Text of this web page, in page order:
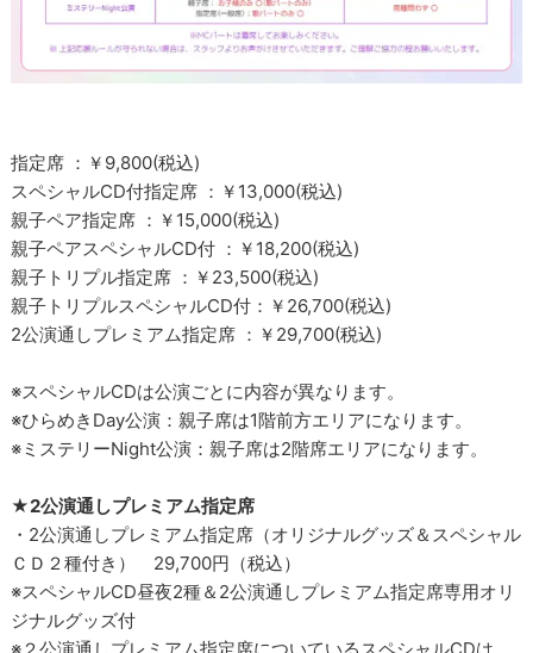
指定席 ：￥9,800(税込)
スペシャルCD付指定席 ：￥13,000(税込)
親子ペア指定席 ：￥15,000(税込)
親子ペアスペシャルCD付 ：￥18,200(税込)
親子トリプル指定席 ：￥23,500(税込)
親子トリプルスペシャルCD付：￥26,700(税込)
2公演通しプレミアム指定席 ：￥29,700(税込)
※スペシャルCDは公演ごとに内容が異なります。
※ひらめきDay公演：親子席は1階前方エリアになります。
※ミステリーNight公演：親子席は2階席エリアになります。
★2公演通しプレミアム指定席
・2公演通しプレミアム指定席（オリジナルグッズ＆スペシャル
ＣＤ２種付き） 29,700円（税込）
※スペシャルCD昼夜2種＆2公演通しプレミアム指定席専用オリ
ジナルグッズ付